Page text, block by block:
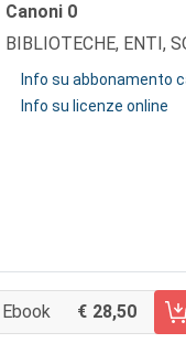
Canoni 0
BIBLIOTECHE, ENTI,
Info su abbonamento
Info su licenze online
28,50
AL CARRELLO